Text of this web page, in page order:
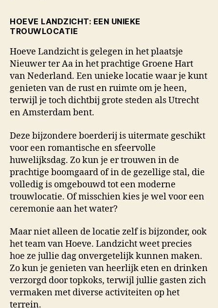
HOEVE LANDZICHT: EEN UNIEKE
TROUWLOCATIE
Hoeve Landzicht is gelegen in het plaatsje
Nieuwer ter Aa in het prachtige Groene Hart
van Nederland. Een unieke locatie waar je kunt
genieten van de rust en ruimte om je heen,
terwijl je toch dichtbij grote steden als Utrecht
en Amsterdam bent.
Deze bijzondere boerderij is uitermate geschikt
voor een romantische en sfeervolle
huwelijksdag. Zo kun je er trouwen in de
prachtige boomgaard of in de gezellige stal, die
volledig is omgebouwd tot een moderne
trouwlocatie. Of misschien kies je wel voor een
ceremonie aan het water?
Maar niet alleen de locatie zelf is bijzonder, ook
het team van Hoeve. Landzicht weet precies
hoe ze jullie dag onvergetelijk kunnen maken.
Zo kun je genieten van heerlijk eten en drinken
verzorgd door topkoks, terwijl jullie gasten zich
vermaken met diverse activiteiten op het
terrein.